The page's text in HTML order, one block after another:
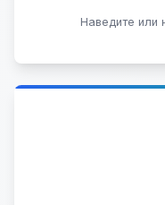
Наведите
на любых